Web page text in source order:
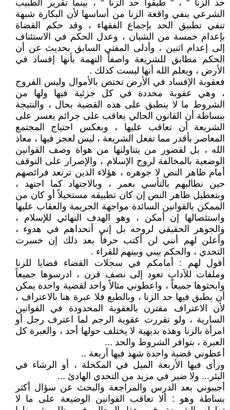
حد الزنا " ، " طبقوا حد الزنا " ، بينما تقرير الطبيب
الشرعي ينفي واقعة الزنا من أساسها لأن البكارة شبهة
تنفي تطبيق الحد بإجماع الفقهاء ، وقد حكم القضاة
بإعدام خمسة من الشبان ، وعدل الحكم في الاستئناف
إلى إعدام اثنين ، وأدلى المفتي السابق بحديث عن أن
الحكم مطابق للشريعة واصفاً التهمة بأنها إفساد في
الأرض ، ويعلم الله أنها ليست كذلك .
فعقوبة الإفساد في الأرض تختص بالأموال وليس الفروج
، وهي عقوبة محددة في كل جزئية فيها ولها من
الشروط ما لا ينطبق على هذه القضية بحال ، والنتيجة
ببساطة أن القانون الحالي يعاقب على جرائم يعسر على
الشريعة أن تعاقب عليها ، وبعكس احتياج المجتمع
المعاصر بأقدر مما تفعل الشريعة ، ليس لعجز فيها ، معاذ
الله ، بل لقصور من يتناولنها من هواة وصف القوانين
الوضعية بالمخالفة لروح الإسلام ، والإصرار على التوقف
أمام ظاهر النص لا جوهره ، هؤلاء الذين ترتعد فرائصهم
حين نطالبهم بالتأسي بعمر ، وبالاجتهاد كما اجتهد ،
وبتعطيل ظاهر النص إن كان تطبيقه مستحيلاً أو كان من
الممكن بالقوانين السائدة مواجهة الجريمة والعقاب عليها
واستئصالها إن أمكن ، وهو الهدف النهائي للإسلام ،
والجوهر الحقيقي لروحه بل إني أتحداهم في هدوء ،
وأعلن لهم أنني لن أكتب حرفاً بعد ذلك إن خسرت
التحدي ، والحكم بيني وبينهم للقراء .
أقول لهم : أمامكم في سجلات القضاء قضايا للزنا
وملفات للآداب تعود إلى نصف قرن ، ادرسوها جميعاً
وابحثوها جميعاً ، واعطوني مثالاً واحد لقضية واحدة يمكن
أن يطبق فيها حد الزنا ، وبالطبع فلا عبرة هنا بالاعتراف ،
لأن الاعتراف مقترن بالعقوبة المحدودة في القوانين
السارية ، ولو تقررت عقوبة الرجم لما اعترف رجل أو
امرأة بالزنا وهذه بديهية لا يختلف حولها أحد ، والعبرة كل
العبرة ، بتوافر الشروط والحد ...
أعطوني قضية واحدة شهد فيها أربعة ..
ورأى فيها الأربعة الميل في المكحلة ، أو الرشاء في
البئر... ولا ضير في مزيد من التحدي الهادئ ...
أجيبوني بعد الدرس والمراجعة والبحث عن سؤال أكثر
بساطة وهو : ألا تعاقب القوانين الوضيعة على ما لا